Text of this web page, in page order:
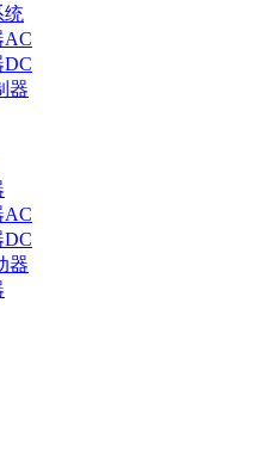
统
AC
DC
器
AC
DC
器